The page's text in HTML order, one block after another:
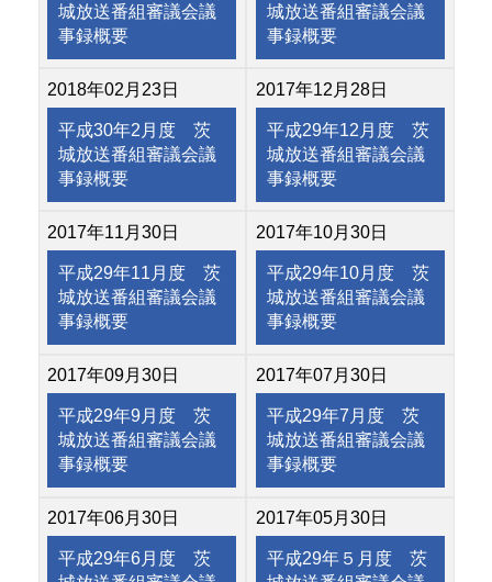
城放送番組審議会議
事録概要
城放送番組審議会議
事録概要
2018年02月23日
平成30年2月度 茨
城放送番組審議会議
事録概要
2017年12月28日
平成29年12月度 茨
城放送番組審議会議
事録概要
2017年11月30日
平成29年11月度 茨
城放送番組審議会議
事録概要
2017年10月30日
平成29年10月度 茨
城放送番組審議会議
事録概要
2017年09月30日
平成29年9月度 茨
城放送番組審議会議
事録概要
2017年07月30日
平成29年7月度 茨
城放送番組審議会議
事録概要
2017年06月30日
平成29年6月度 茨
2017年05月30日
平成29年５月度 茨